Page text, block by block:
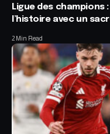
Ligue des champions
l’histoire avec un
2 Min Read